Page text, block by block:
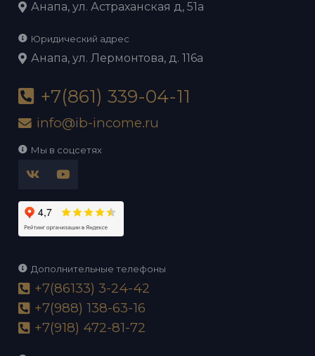
Анапа, ул. Астраханская д, 51а
Юридический адрес
Анапа, ул. Лермонтова, д. 116а
+7(861) 339-04-11
info@ib-income.ru
Мы в соцсетях
Дополнительные телефоны
+7(86133) 3-24-42
+7(988) 138-63-16
+7(918) 472-81-72